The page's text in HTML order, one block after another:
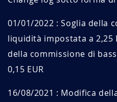
01/01/2022 : Soglia della
liquidità impostata a 2,25
della commissione di
0,15 EUR
16/08/2021 : Modifica